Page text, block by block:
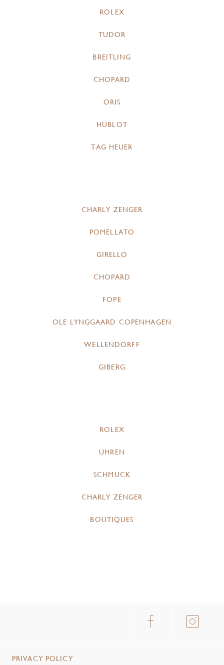
ROLEX
TUDOR
BREITLING
CHOPARD
ORIS
HUBLOT
TAG HEUER
CHARLY ZENGER
POMELLATO
GIRELLO
CHOPARD
FOPE
OLE LYNGGAARD COPENHAGEN
WELLENDORFF
GIBERG
ROLEX
UHREN
SCHMUCK
CHARLY ZENGER
BOUTIQUES
PRIVACY POLICY